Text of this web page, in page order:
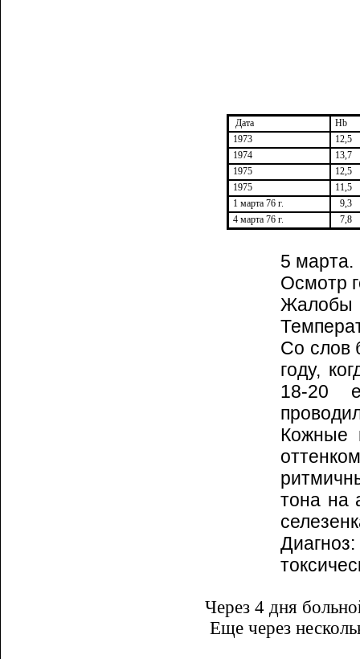
Дата
Hb
1973
12,5
1974
13,7
1975
12,5
1975
11,5
1 марта 76 г.
9,3
4 марта 76 г.
7,8
5 марта.
Осмотр
Жалобы
Со слов
году,
18-20
Кожные
тона на
Через 4 дня
Еще через